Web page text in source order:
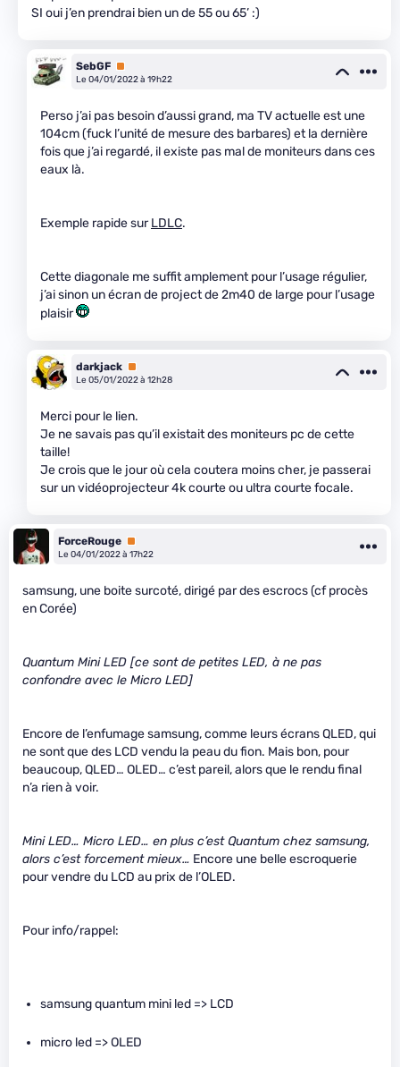
SI oui j’en prendrai bien un de 55 ou 65’ :)
SebGF Premium
Le 04/01/2022 à 19h22
Perso j’ai pas besoin d’aussi grand, ma TV actuelle est une
104cm (fuck l’unité de mesure des barbares) et la dernière
fois que j’ai regardé, il existe pas mal de moniteurs dans ces
eaux là.
Exemple rapide surLDLC.
Cette diagonale me suffit amplement pour l’usage régulier,
j’ai sinon un écran de project de 2m40 de large pour l’usage
plaisir
darkjack Premium
Le 05/01/2022 à 12h28
Merci pour le lien.
Je ne savais pas qu’il existait des moniteurs pc de cette
taille!
Je crois que le jour où cela coutera moins cher, je passerai
sur un vidéoprojecteur 4k courte ou ultra courte focale.
ForceRouge Premium
Le 04/01/2022 à 17h22
samsung, une boite surcoté, dirigé par des escrocs (cf procès
en Corée)
Quantum Mini LED [ce sont de petites LED, à ne pas
confondre avec le Micro LED]
Encore de l’enfumage samsung, comme leurs écrans QLED, qui
ne sont que des LCD vendu la peau du fion. Mais bon, pour
beaucoup, QLED… OLED… c’est pareil, alors que le rendu final
n’a rien à voir.
Mini LED… Micro LED… en plus c’est Quantum chez samsung,
alors c’est forcement mieux… Encore une belle escroquerie
pour vendre du LCD au prix de l’OLED.
Pour info/rappel:
samsung quantum mini led => LCD
micro led => OLED